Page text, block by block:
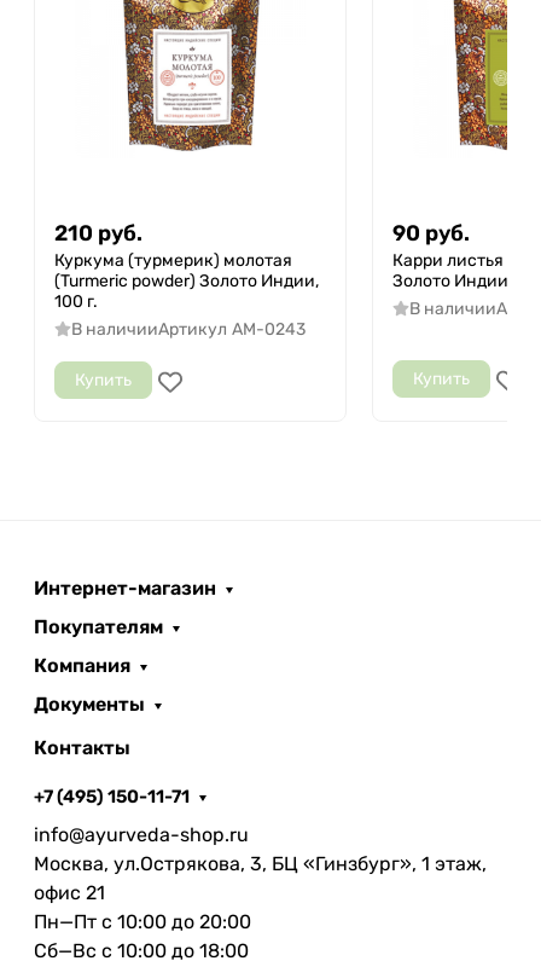
210 руб.
Куркума (турмерик) молотая
(Turmeric powder) Золото Индии,
100 г.
В наличииАртикул AM-0243
Купить
90 руб.
Карри листья
Золото Индии, 25
В наличии
Купить
Интернет-магазин
Покупателям
Компания
Документы
Контакты
+7 (495) 150-11-71
info@ayurveda-shop.ru
Москва, ул.Острякова, 3, БЦ «Гинзбург», 1 этаж,
офис 21
Пн—Пт с 10:00 до 20:00
Сб—Вс с 10:00 до 18:00